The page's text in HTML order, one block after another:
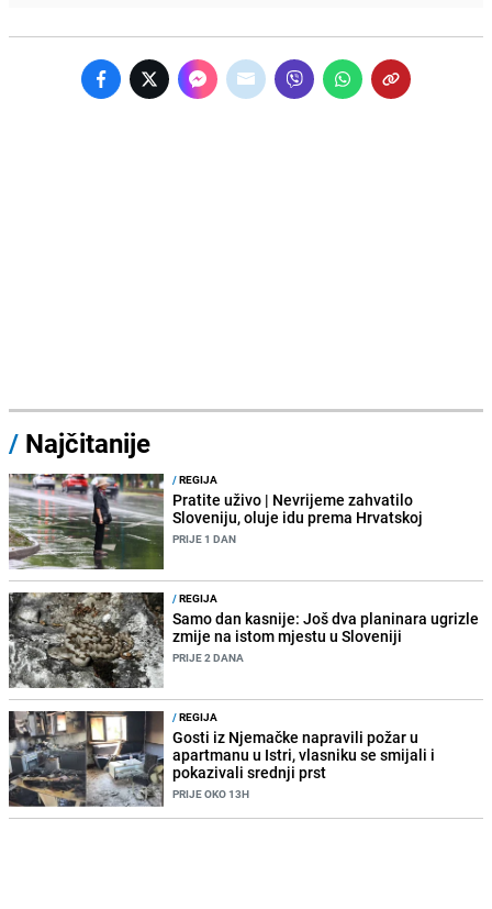
/ Najčitanije
/REGIJA
Pratite uživo | Nevrijeme zahvatilo
Sloveniju, oluje idu prema Hrvatskoj
PRIJE 1 DAN
/REGIJA
Samo dan kasnije: Još dva planinara ugrizle
zmije na istom mjestu u Sloveniji
PRIJE 2 DANA
/REGIJA
Gosti iz Njemačke napravili požar u
apartmanu u Istri, vlasniku se smijali i
pokazivali srednji prst
PRIJE OKO 13H